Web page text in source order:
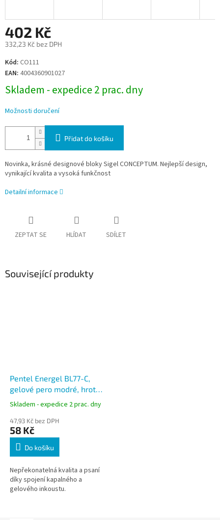
402 Kč
332,23 Kč bez DPH
Měrná
cena:
Kód: CO111
EAN: 4004360901027
Skladem - expedice 2 prac. dny
Možnosti doručení
Přidat do košíku
Novinka, krásné designové blokySigel CONCEPTUM. Nejlepší design,
vynikající kvalita a vysoká funkčnost
Detailní informace
ZEPTAT SE HLÍDAT SDÍLET
Související produkty
Pentel Energel BL77-C,
gelové pero modré, hrot
0,7 mm
Skladem - expedice 2 prac. dny
47,93 Kč bez DPH
58 Kč
Do košíku
Nepřekonatelná kvalita a psaní
díky spojení kapalného a
gelového inkoustu.